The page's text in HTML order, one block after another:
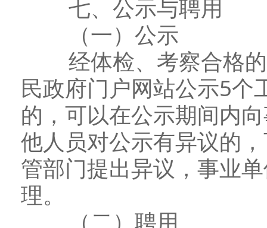
七、公示与聘用
（一）公示
经体检、考察合格的
民政府门户网站公示5个
的，可以在公示期间内
他人员对公示有异议的
管部门提出异议，事业
理。
（二）聘用